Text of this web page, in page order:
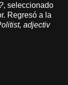
, seleccionado
Regresó a la
adjectiv